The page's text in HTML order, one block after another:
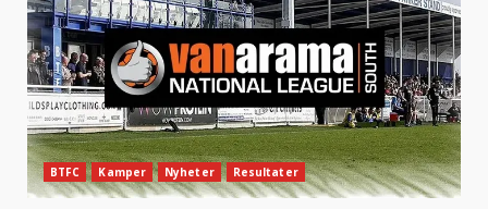
BTFC Kamper Nyheter Resultater